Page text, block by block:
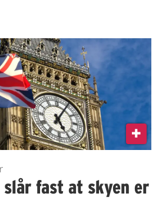
fast at skyen er